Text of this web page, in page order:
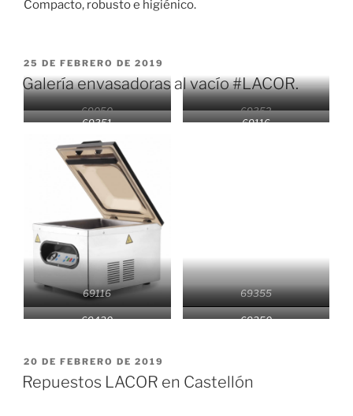
Compacto, robusto e higiénico.
PUBLICADO
EL
25 DE FEBRERO DE 2019
Galería envasadoras al vacío #LACOR.
69050
69352
69351
69116
69116 69355
69430 69350
PUBLICADO
EL
20 DE FEBRERO DE 2019
Repuestos LACOR en Castellón